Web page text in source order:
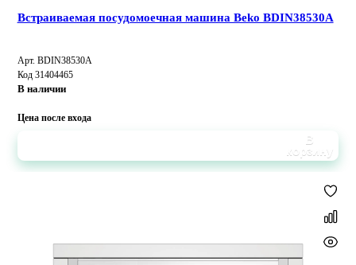
Встраиваемая посудомоечная машина Beko BDIN38530A
Арт. BDIN38530A
Код 31404465
В наличии
Цена после входа
В
корзину